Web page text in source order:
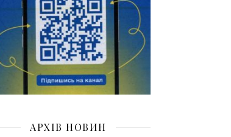
АРХІВ НОВИН